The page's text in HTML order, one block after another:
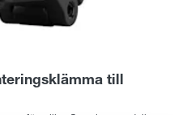
till